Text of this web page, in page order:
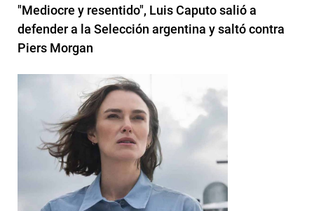
"Mediocre y resentido", Luis Caputo salió a
defender a la Selección argentina y saltó contra
Piers Morgan